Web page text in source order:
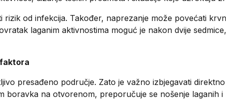
rizik od infekcija. Također, naprezanje može povećati
laganim aktivnostima moguć je nakon dvije
presađeno područje. Zato je važno izbjegavati
boravka na otvorenom, preporučuje se nošenje laganih